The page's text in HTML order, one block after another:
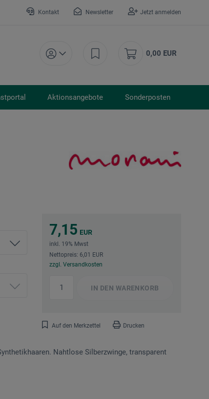
Kontakt Newsletter Jetzt anmelden
0,00 EUR
Aktionsangebote Sonderposten
7,15 EUR
inkl. 19% Mwst
Nettopreis: 6,01 EUR
zzgl. Versandkosten
IN DEN WARENKORB
Auf den Merkzettel Drucken
Nahtlose Silberzwinge, transparent